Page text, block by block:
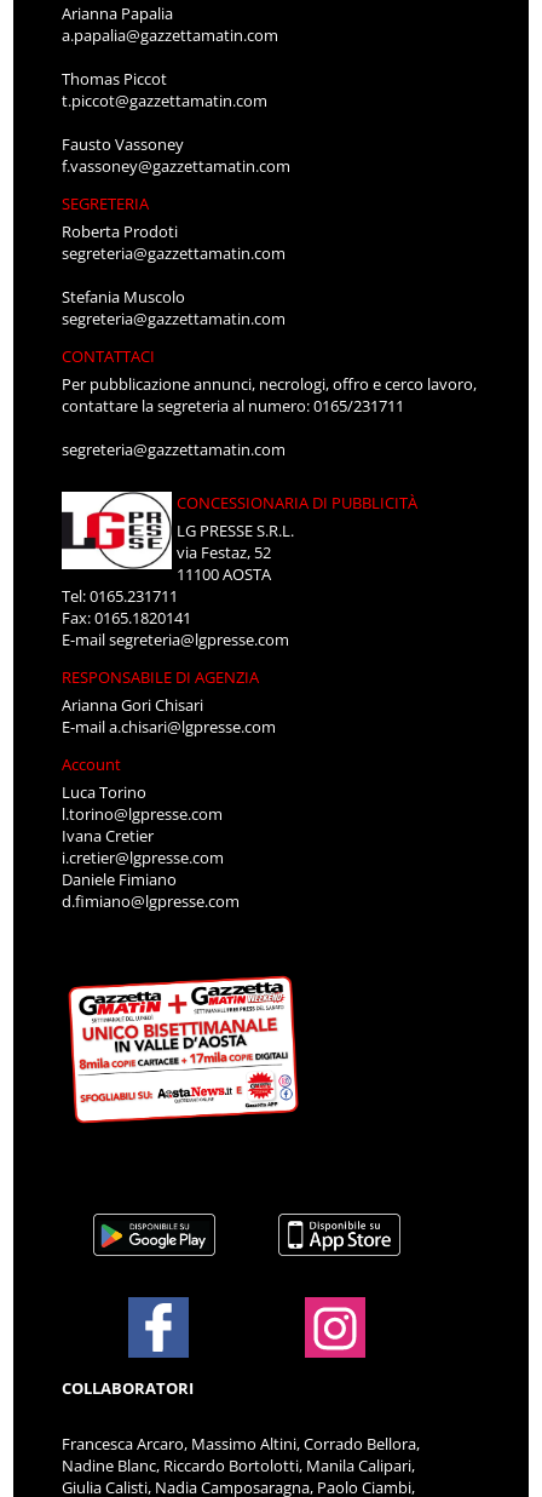
Arianna Papalia
a.papalia@gazzettamatin.com
Thomas Piccot
t.piccot@gazzettamatin.com
Fausto Vassoney
f.vassoney@gazzettamatin.com
SEGRETERIA
Roberta Prodoti
segreteria@gazzettamatin.com
Stefania Muscolo
segreteria@gazzettamatin.com
CONTATTACI
Per pubblicazione annunci, necrologi, offro e cerco lavoro,
contattare la segreteria al numero: 0165/231711
segreteria@gazzettamatin.com
CONCESSIONARIA DI PUBBLICITÀ
LG PRESSE S.R.L.
via Festaz, 52
11100 AOSTA
Tel: 0165.231711
Fax: 0165.1820141
E-mailsegreteria@lgpresse.com
RESPONSABILE DI AGENZIA
Arianna Gori Chisari
E-maila.chisari@lgpresse.com
Account
Luca Torino
l.torino@lgpresse.com
Ivana Cretier
i.cretier@lgpresse.com
Daniele Fimiano
d.fimiano@lgpresse.com
COLLABORATORI
Francesca Arcaro, Massimo Altini, Corrado Bellora,
Nadine Blanc, Riccardo Bortolotti, Manila Calipari,
Giulia Calisti, Nadia Camposaragna, Paolo Ciambi,